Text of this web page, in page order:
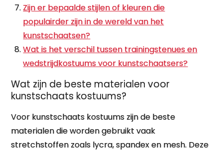
Zijn er bepaalde stijlen of kleuren die
populairder zijn in de wereld van het
kunstschaatsen?
Wat is het verschil tussen trainingstenues en
wedstrijdkostuums voor kunstschaatsers?
Wat zijn de beste materialen voor
kunstschaats kostuums?
Voor kunstschaats kostuums zijn de beste
materialen die worden gebruikt vaak
stretchstoffen zoals lycra, spandex en mesh. Deze